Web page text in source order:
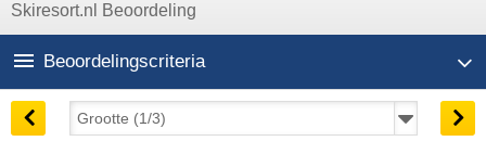
Skiresort.nl Beoordeling
Beoordelingscriteria